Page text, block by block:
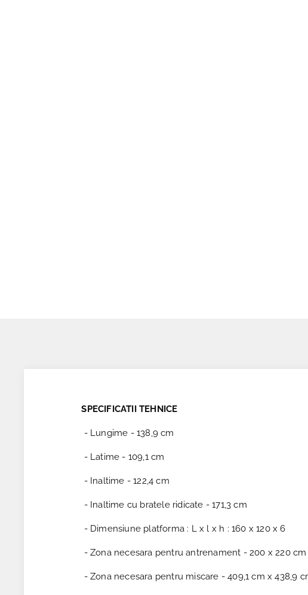
SPECIFICATII TEHNICE
- Lungime - 138,9 cm
- Latime - 109,1 cm
- Inaltime - 122,4 cm
- Inaltime cu bratele ridicate - 171,3 cm
- Dimensiune platforma : L x l x h : 160 x 120 x 6
- Zona necesara pentru antrenament - 200 x 220 cm
- Zona necesara pentru miscare - 409,1 cm x 438,9